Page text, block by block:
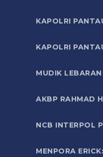
KAPOLRI
KAPOLRI
MUDIK
AKBP RAHMAD
NCB INTERPOL
MENPORA